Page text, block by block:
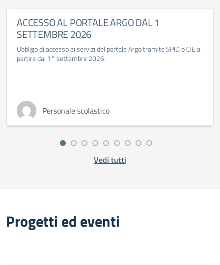
ACCESSO AL PORTALE ARGO DAL 1
SETTEMBRE 2026
Obbligo di accesso ai servizi del portale Argo tramite SPID o CIE a
partire dal 1° settembre 2026.
Personale scolastico
Vedi tutti
Progetti ed eventi